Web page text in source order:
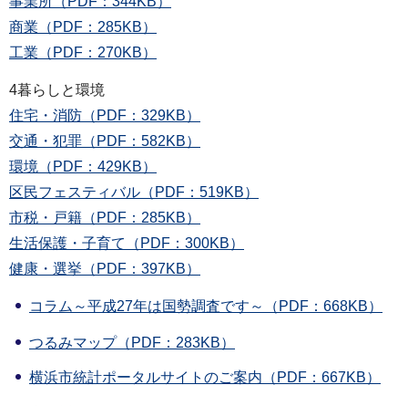
商業（PDF：285KB）
工業（PDF：270KB）
4暮らしと環境
住宅・消防（PDF：329KB）
交通・犯罪（PDF：582KB）
環境（PDF：429KB）
区民フェスティバル（PDF：519KB）
市税・戸籍（PDF：285KB）
生活保護・子育て（PDF：300KB）
健康・選挙（PDF：397KB）
コラム～平成27年は国勢調査です～（PDF：668KB）
つるみマップ（PDF：283KB）
横浜市統計ポータルサイトのご案内（PDF：667KB）